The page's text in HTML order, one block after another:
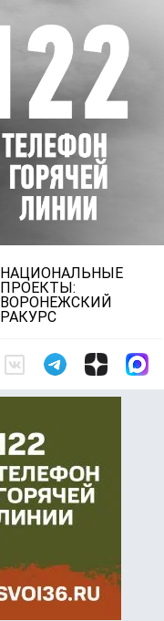
НАЦИОНАЛЬНЫЕ
ПРОЕКТЫ:
ВОРОНЕЖСКИЙ
РАКУРС